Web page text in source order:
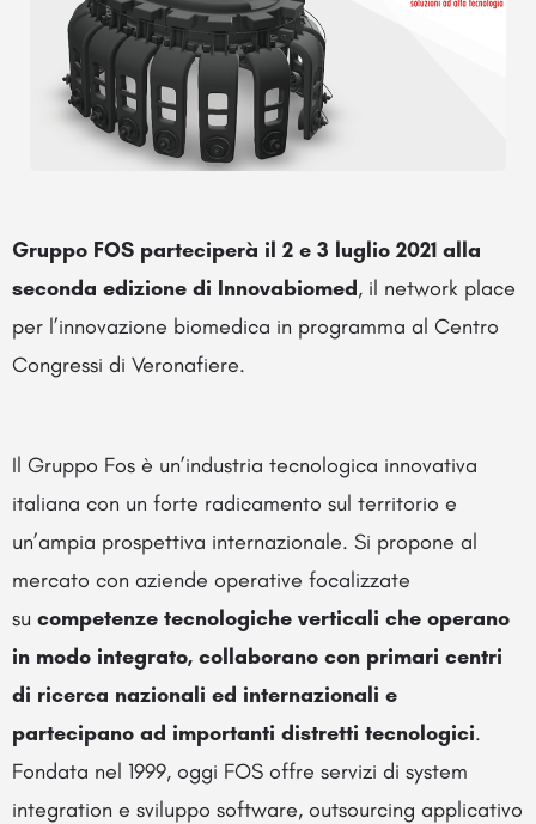
Gruppo FOS parteciperà il 2 e 3 luglio 2021 alla
seconda edizione di Innovabiomed, il network place
per l’innovazione biomedica in programma al Centro
Congressi di Veronafiere.
Il Gruppo Fos è un’industria tecnologica innovativa
italiana con un forte radicamento sul territorio e
un’ampia prospettiva internazionale. Si propone al
mercato con aziende operative focalizzate
su competenze tecnologiche verticali che operano
in modo integrato, collaborano con primari centri
di ricerca nazionali ed internazionali e
partecipano ad importanti distretti tecnologici.
Fondata nel 1999, oggi FOS offre servizi di system
integration e sviluppo software, outsourcing applicativo